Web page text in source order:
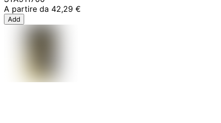
A partire da 42,29 €
Add